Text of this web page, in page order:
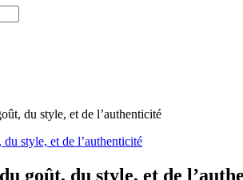
du style, et de l’authenticité
goût, du style, et de